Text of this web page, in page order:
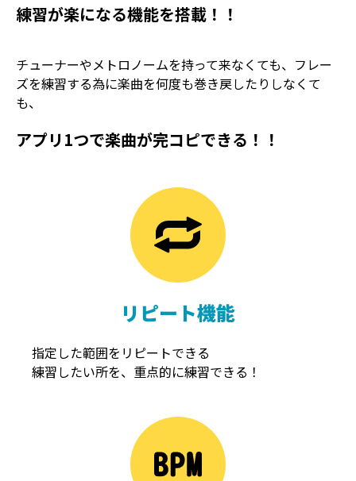
練習が楽になる機能を搭載！！
チューナーやメトロノームを持って来なくても、フレー
ズを練習する為に楽曲を何度も巻き戻したりしなくて
も、
アプリ1つで楽曲が完コピできる！！
リピート機能
指定した範囲をリピートできる
練習したい所を、重点的に練習できる！